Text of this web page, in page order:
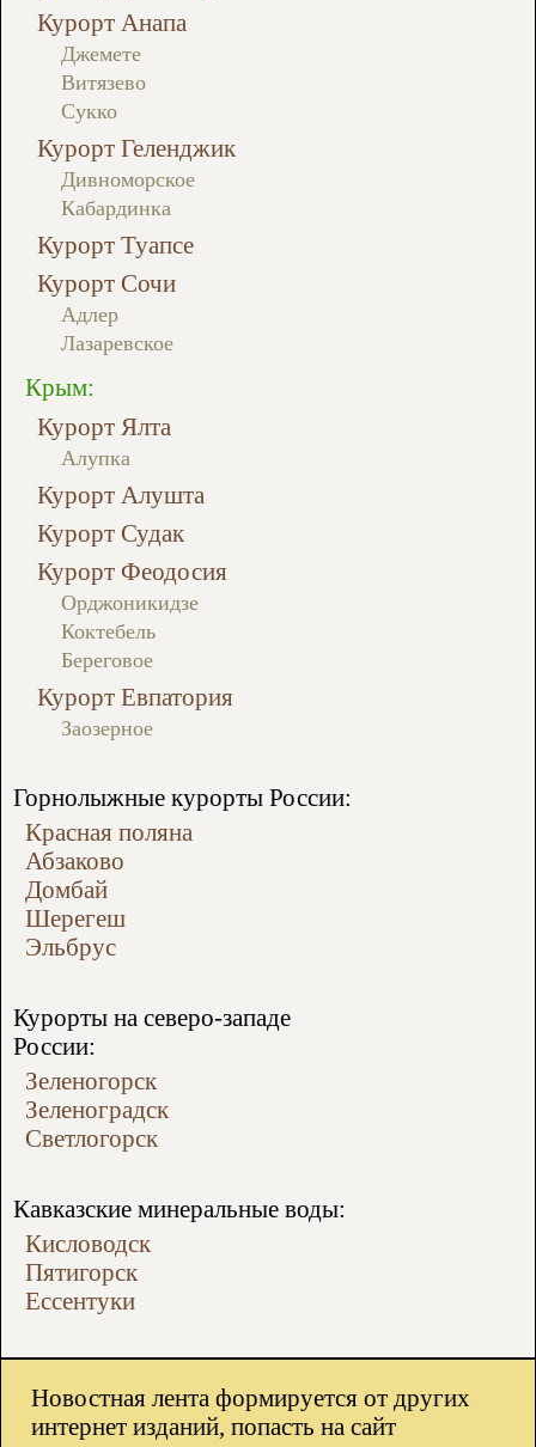
Курорт Анапа
Джемете
Витязево
Сукко
Курорт Геленджик
Дивноморское
Кабардинка
Курорт Туапсе
Курорт Сочи
Адлер
Лазаревское
Крым:
Курорт Ялта
Алупка
Курорт Алушта
Курорт Судак
Курорт Феодосия
Орджоникидзе
Коктебель
Береговое
Курорт Евпатория
Заозерное
Горнолыжные курорты России:
Красная поляна
Абзаково
Домбай
Шерегеш
Эльбрус
Курорты на северо-западе
России:
Зеленогорск
Зеленоградск
Светлогорск
Кавказские минеральные воды:
Кисловодск
Пятигорск
Ессентуки
Новостная лента формируется от других
интернет изданий, попасть на сайт